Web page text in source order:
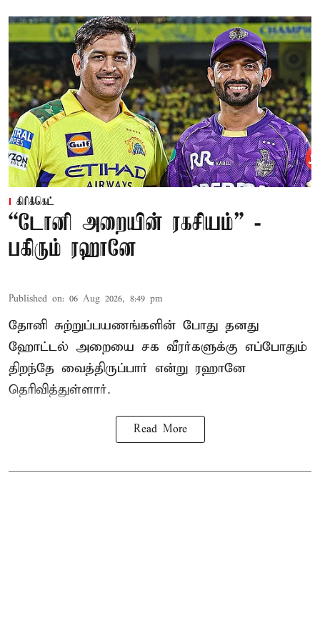
கிரிக்கெட்
“டோனி அறையின் ரகசியம்” -
பகிரும் ரஹானே
Published on: 06 Aug 2026, 8:49 pm
தோனி சுற்றுப்பயணங்களின் போது தனது
ஹோட்டல் அறையை சக வீரர்களுக்கு எப்போதும்
திறந்தே வைத்திருப்பார் என்று ரஹானே
தெரிவித்துள்ளார்.
Read More